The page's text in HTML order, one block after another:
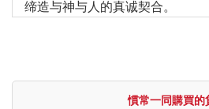
缔造与神与人的真诚契合。
慣常一同購買的